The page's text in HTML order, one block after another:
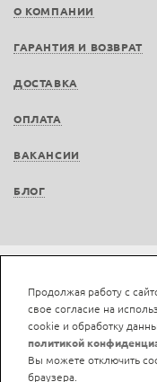
О КОМПАНИИ
ГАРАНТИЯ И ВОЗВРАТ
ДОСТАВКА
ОПЛАТА
ВАКАНСИИ
БЛОГ
Не является публичной
Политика
Продолжая работу с
свое согласие на
cookie и обработку
политикой
Вы можете отключить
браузера.